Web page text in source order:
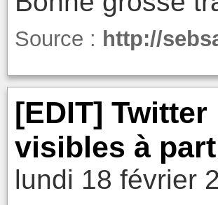
Source : http://
[EDIT]
visibles à
lundi 18 février